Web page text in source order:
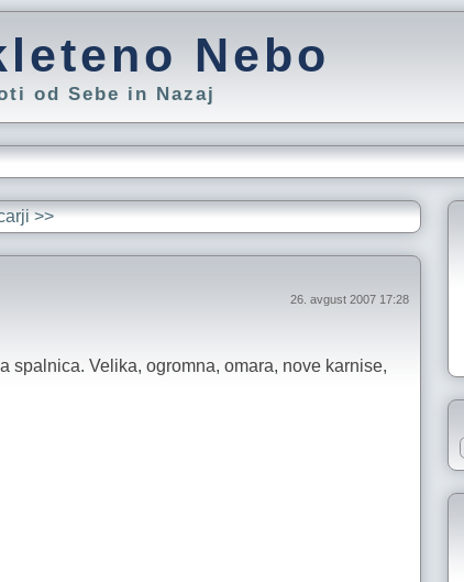
Nebo
od Sebe in Nazaj
>>
26. avgust 2007 17:28
spalnica. Velika, ogromna, omara, nove karnise,